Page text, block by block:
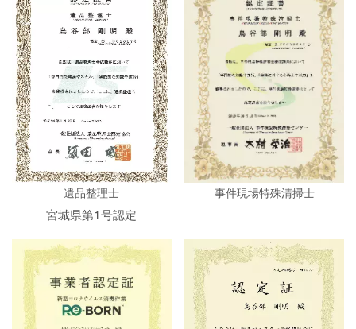
遺品整理士
宮城県第1号認定
事件現場特殊清掃士